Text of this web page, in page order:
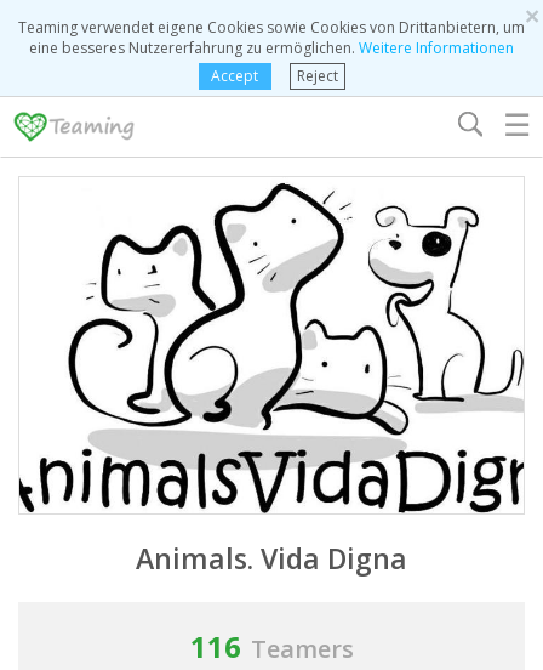
×
Teaming verwendet eigene Cookies sowie Cookies von Drittanbietern, um
eine besseres Nutzererfahrung zu ermöglichen. Weitere Informationen
Accept
Reject
☰
Animals. Vida Digna
116 Teamers